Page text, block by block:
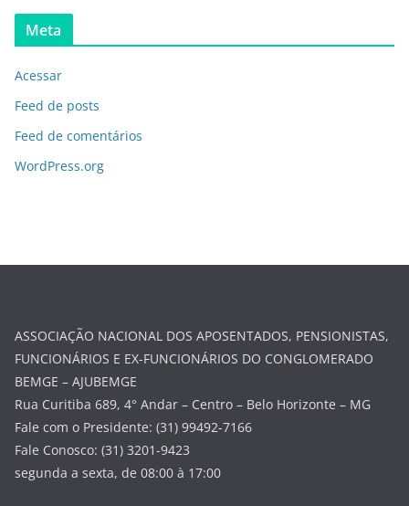
Meta
Acessar
Feed de posts
Feed de comentários
WordPress.org
ASSOCIAÇÃO NACIONAL DOS APOSENTADOS, PENSIONISTAS,
FUNCIONÁRIOS E EX-FUNCIONÁRIOS DO CONGLOMERADO
BEMGE – AJUBEMGE
Rua Curitiba 689, 4° Andar – Centro – Belo Horizonte – MG
Fale com o Presidente: (31) 99492-7166
Fale Conosco: (31) 3201-9423
segunda a sexta, de 08:00 à 17:00